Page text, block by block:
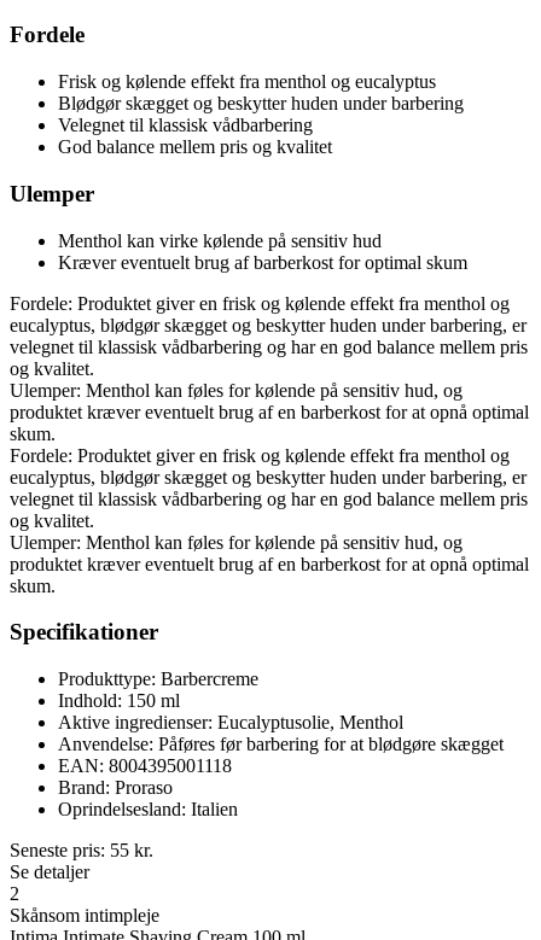
Fordele
Frisk og kølende effekt fra menthol og eucalyptus
Blødgør skægget og beskytter huden under barbering
Velegnet til klassisk vådbarbering
God balance mellem pris og kvalitet
Ulemper
Menthol kan virke kølende på sensitiv hud
Kræver eventuelt brug af barberkost for optimal skum
Fordele: Produktet giver en frisk og kølende effekt fra menthol og
eucalyptus, blødgør skægget og beskytter huden under barbering, er
velegnet til klassisk vådbarbering og har en god balance mellem pris
og kvalitet.
Ulemper: Menthol kan føles for kølende på sensitiv hud, og
produktet kræver eventuelt brug af en barberkost for at opnå optimal
skum.
Fordele: Produktet giver en frisk og kølende effekt fra menthol og
eucalyptus, blødgør skægget og beskytter huden under barbering, er
velegnet til klassisk vådbarbering og har en god balance mellem pris
og kvalitet.
Ulemper: Menthol kan føles for kølende på sensitiv hud, og
produktet kræver eventuelt brug af en barberkost for at opnå optimal
skum.
Specifikationer
Produkttype: Barbercreme
Indhold: 150 ml
Aktive ingredienser: Eucalyptusolie, Menthol
Anvendelse: Påføres før barbering for at blødgøre skægget
EAN: 8004395001118
Brand: Proraso
Oprindelsesland: Italien
Seneste pris: 55 kr.
Se detaljer
2
Skånsom intimpleje